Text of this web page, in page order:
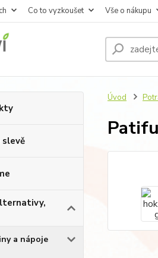
Co to vyzkoušet Vše o nákupu
slevě
a nápoje
Úvod